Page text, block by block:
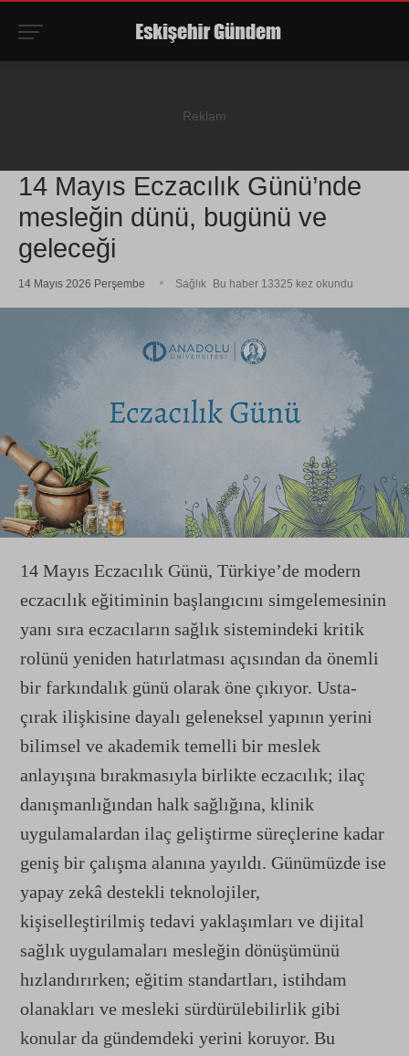
14 Mayıs Eczacılık Günü’nde
mesleğin dünü, bugünü ve
geleceği
14 Mayıs 2026 Perşembe Sağlık Bu haber 13325 kez okundu
14 Mayıs Eczacılık Günü, Türkiye’de modern
eczacılık eğitiminin başlangıcını simgelemesinin
yanı sıra eczacıların sağlık sistemindeki kritik
rolünü yeniden hatırlatması açısından da önemli
bir farkındalık günü olarak öne çıkıyor. Usta-
çırak ilişkisine dayalı geleneksel yapının yerini
bilimsel ve akademik temelli bir meslek
anlayışına bırakmasıyla birlikte eczacılık; ilaç
danışmanlığından halk sağlığına, klinik
uygulamalardan ilaç geliştirme süreçlerine kadar
geniş bir çalışma alanına yayıldı. Günümüzde ise
yapay zekâ destekli teknolojiler,
kişiselleştirilmiş tedavi yaklaşımları ve dijital
sağlık uygulamaları mesleğin dönüşümünü
hızlandırırken; eğitim standartları, istihdam
olanakları ve mesleki sürdürülebilirlik gibi
konular da gündemdeki yerini koruyor. Bu